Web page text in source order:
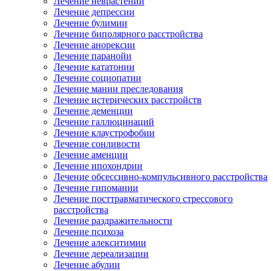
Лечение депрессии
Лечение булимии
Лечение биполярного расстройства
Лечение анорексии
Лечение паранойи
Лечение кататонии
Лечение социопатии
Лечение мании преследования
Лечение истерических расстройств
Лечение деменции
Лечение галлюцинаций
Лечение клаустрофобии
Лечение сонливости
Лечение аменции
Лечение ипохондрии
Лечение обсессивно-компульсивного расстройства
Лечение гипомании
Лечение посттравматического стрессового
расстройства
Лечение раздражительности
Лечение психоза
Лечение алекситимии
Лечение дереализации
Лечение абулии